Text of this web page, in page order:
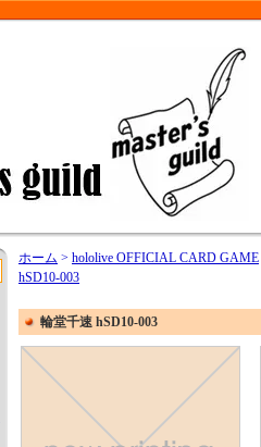
ホーム > hololive OFFICIAL CARD GAME
hSD10-003
輪堂千速 hSD10-003